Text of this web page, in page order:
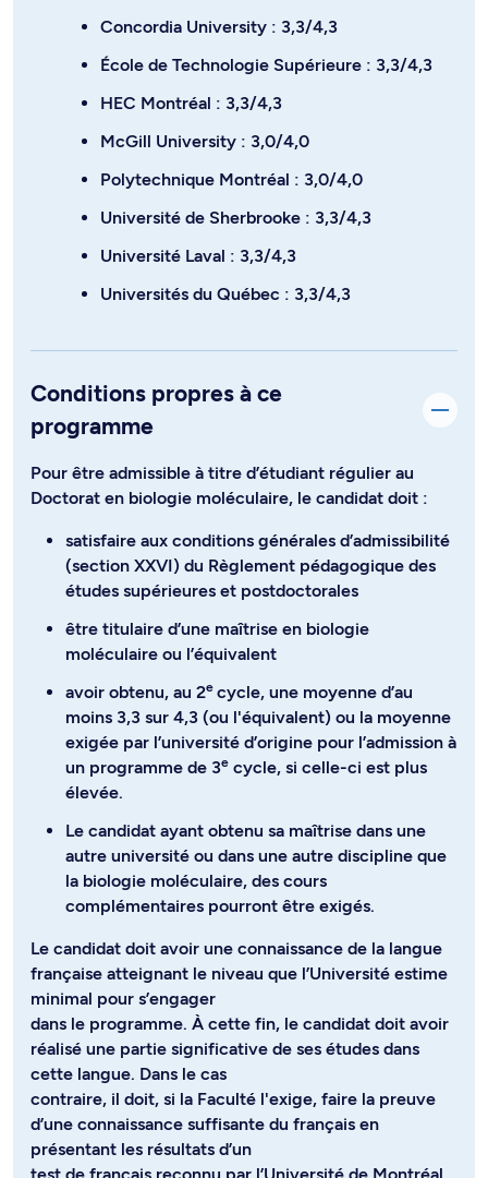
Concordia University : 3,3/4,3
École de Technologie Supérieure : 3,3/4,3
HEC Montréal : 3,3/4,3
McGill University : 3,0/4,0
Polytechnique Montréal : 3,0/4,0
Université de Sherbrooke : 3,3/4,3
Université Laval : 3,3/4,3
Universités du Québec : 3,3/4,3
Conditions propres à ce
programme
Pour être admissible à titre d’étudiant régulier au
Doctorat en biologie moléculaire, le candidat doit :
satisfaire aux conditions générales d’admissibilité
(section XXVI) du Règlement pédagogique des
études supérieures et postdoctorales
être titulaire d’une maîtrise en biologie
moléculaire ou l’équivalent
avoir obtenu, au 2e cycle, une moyenne d’au
moins 3,3 sur 4,3 (ou l'équivalent) ou la moyenne
exigée par l’université d’origine pour l’admission à
un programme de 3e cycle, si celle-ci est plus
élevée.
Le candidat ayant obtenu sa maîtrise dans une
autre université ou dans une autre discipline que
la biologie moléculaire, des cours
complémentaires pourront être exigés.
Le candidat doit avoir une connaissance de la langue
française atteignant le niveau que l’Université estime
minimal pour s’engager
dans le programme. À cette fin, le candidat doit avoir
réalisé une partie significative de ses études dans
cette langue. Dans le cas
contraire, il doit, si la Faculté l'exige, faire la preuve
d’une connaissance suffisante du français en
présentant les résultats d’un
test de français reconnu par l’Université de Montréal.